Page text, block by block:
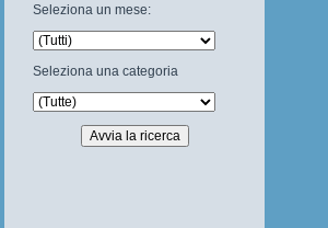
Seleziona un mese:
Seleziona una categoria